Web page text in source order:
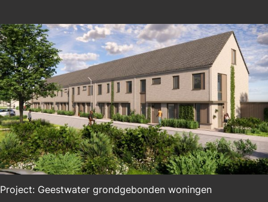
Project: Geestwater grondgebonden woningen